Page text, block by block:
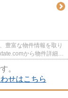
豊富な物件情報を取り
から物件詳細を
。
せはこちら